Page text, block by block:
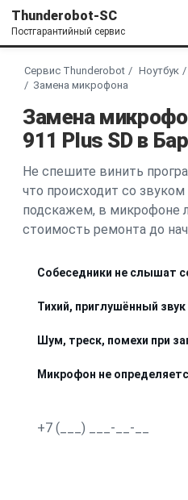
Thunderobot-SC
Постгарантийный сервис
Сервис Thunderobot Ноутбук
Замена микрофона
Замена
911 Plus SD в
Не спешите винить
что происходит со
подскажем, в микрофоне
стоимость ремонта до
Собеседники не слышат
Тихий, приглушённый звук
Шум, треск, помехи при
Микрофон не